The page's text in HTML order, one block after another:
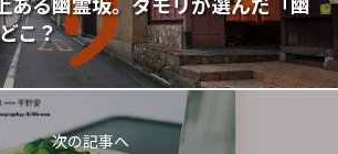
こ？
次の記事へ